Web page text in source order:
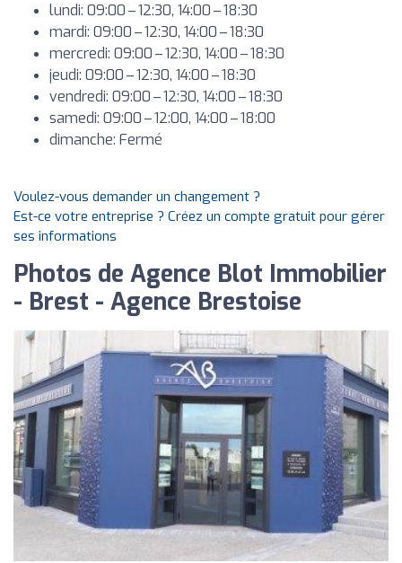
lundi: 09:00 – 12:30, 14:00 – 18:30
mardi: 09:00 – 12:30, 14:00 – 18:30
mercredi: 09:00 – 12:30, 14:00 – 18:30
jeudi: 09:00 – 12:30, 14:00 – 18:30
vendredi: 09:00 – 12:30, 14:00 – 18:30
samedi: 09:00 – 12:00, 14:00 – 18:00
dimanche: Fermé
Voulez-vous demander un changement ?
Est-ce votre entreprise ? Créez un compte gratuit pour gérer
ses informations
Photos de Agence Blot Immobilier
- Brest - Agence Brestoise